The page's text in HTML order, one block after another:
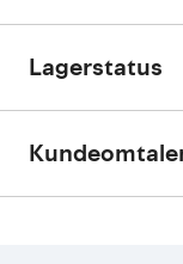
Lagerstatus